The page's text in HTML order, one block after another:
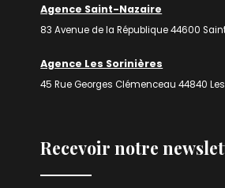
Agence Saint-Nazaire
83 Avenue de la République 44600
Agence Les Sorinières
45 Rue Georges Clémenceau 44840
Recevoir notre